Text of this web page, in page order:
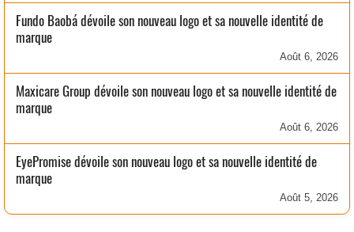
Fundo Baobá dévoile son nouveau logo et sa nouvelle identité de
marque
Août 6, 2026
Maxicare Group dévoile son nouveau logo et sa nouvelle identité de
marque
Août 6, 2026
EyePromise dévoile son nouveau logo et sa nouvelle identité de
marque
Août 5, 2026